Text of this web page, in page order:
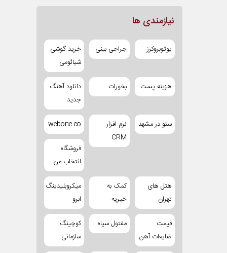
نیازمندی ها
یوتوبروکرز جراحی بینی
خرید گوشی
شیائومی
هزینه پست بخورات
دانلود آهنگ
جدید
سئو در مشهد
نرم افزار
CRM
webone.co
فروشگاه
انتخاب من
هتل های
تهران
کمک به
خیریه
میکروبلیدینگ
ابرو
قیمت
ضایعات آهن
مفتول سیاه
کوچینگ
سازمانی